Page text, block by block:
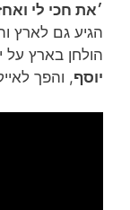
׳את חכי לי
הגיע גם לארץ
הולחן בארץ על
יוסף, והפך